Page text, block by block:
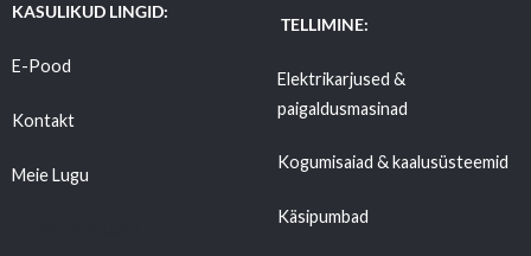
KASULIKUD LINGID:
E-Pood
Kontakt
Meie Lugu
TELLIMINE:
Elektrikarjused &
paigaldusmasinad
Kogumisaiad & kaalusüsteemid
Käsipumbad